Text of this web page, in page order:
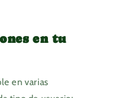
en tu
en varias